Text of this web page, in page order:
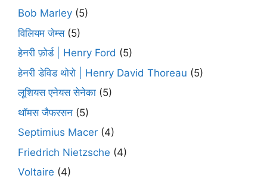
Bob Marley (5)
विलियम जेम्स(5)
हेनरी फ़ोर्ड | Henry Ford (5)
हेनरी डेविड थोरो | Henry David Thoreau (5)
लूशियस एनेयस सेनेका (5)
थॉमस जैफरसन (5)
Septimius Macer (4)
Friedrich Nietzsche (4)
Voltaire (4)